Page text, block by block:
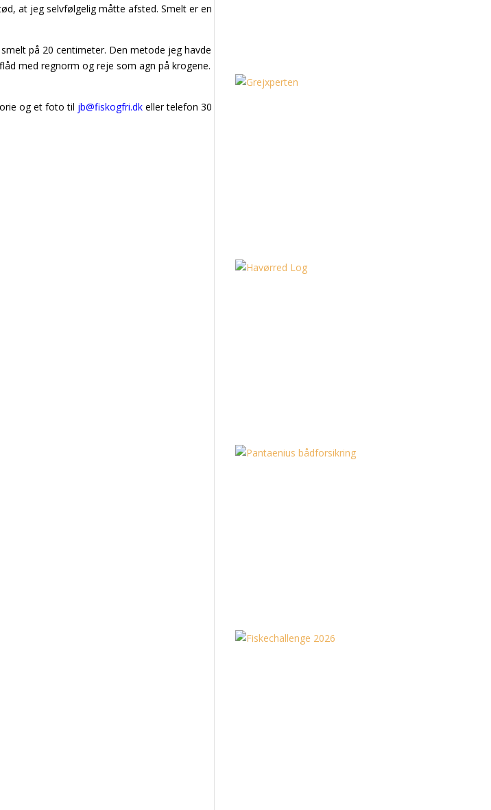
at jeg selvfølgelig måtte afsted. Smelt er en
på 20 centimeter. Den metode jeg havde
med regnorm og reje som agn på krogene.
og et foto til jb@fiskogfri.dk eller telefon 30